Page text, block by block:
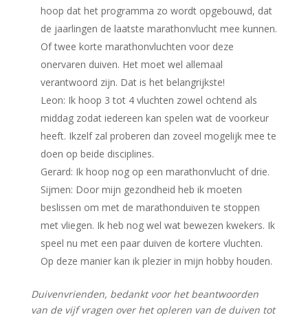
hoop dat het programma zo wordt opgebouwd, dat
de jaarlingen de laatste marathonvlucht mee kunnen.
Of twee korte marathonvluchten voor deze
onervaren duiven. Het moet wel allemaal
verantwoord zijn. Dat is het belangrijkste!
Leon: Ik hoop 3 tot 4 vluchten zowel ochtend als
middag zodat iedereen kan spelen wat de voorkeur
heeft. Ikzelf zal proberen dan zoveel mogelijk mee te
doen op beide disciplines.
Gerard: Ik hoop nog op een marathonvlucht of drie.
Sijmen: Door mijn gezondheid heb ik moeten
beslissen om met de marathonduiven te stoppen
met vliegen. Ik heb nog wel wat bewezen kwekers. Ik
speel nu met een paar duiven de kortere vluchten.
Op deze manier kan ik plezier in mijn hobby houden.
Duivenvrienden, bedankt voor het beantwoorden
van de vijf vragen over het opleren van de duiven tot